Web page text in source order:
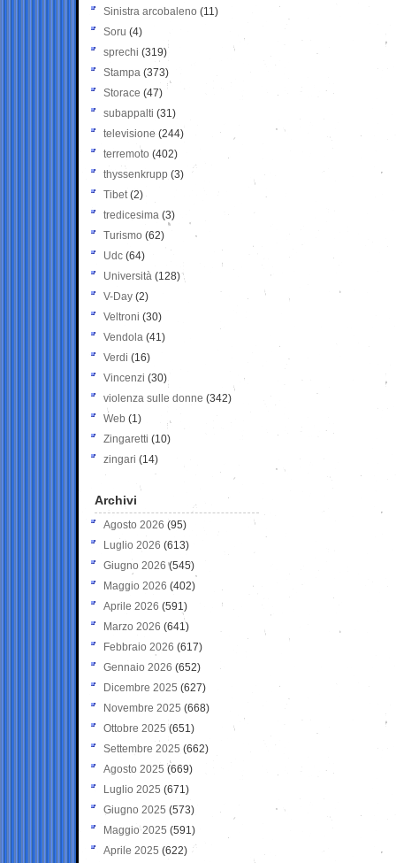
Sinistra arcobaleno (11)
Soru (4)
sprechi (319)
Stampa (373)
Storace (47)
subappalti (31)
televisione(244)
terremoto (402)
thyssenkrupp (3)
Tibet(2)
tredicesima (3)
Turismo (62)
Udc (64)
Università (128)
V-Day (2)
Veltroni (30)
Vendola (41)
Verdi (16)
Vincenzi (30)
violenza sulle donne (342)
Web (1)
Zingaretti (10)
zingari (14)
Archivi
Agosto 2026 (95)
Luglio 2026 (613)
Giugno 2026 (545)
Maggio 2026 (402)
Aprile 2026 (591)
Marzo 2026 (641)
Febbraio 2026 (617)
Gennaio 2026 (652)
Dicembre 2025 (627)
Novembre 2025 (668)
Ottobre 2025 (651)
Settembre 2025 (662)
Agosto 2025 (669)
Luglio 2025 (671)
Giugno 2025 (573)
Maggio 2025 (591)
Aprile 2025 (622)